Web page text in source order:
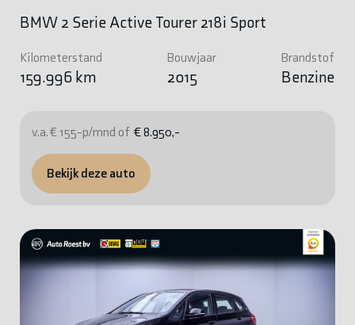
BMW 2 Serie Active Tourer 218i Sport
Kilometerstand
159.996 km
Bouwjaar
2015
Brandstof
Benzine
v.a. € 155-p/mnd of € 8.950,-
Bekijk deze auto